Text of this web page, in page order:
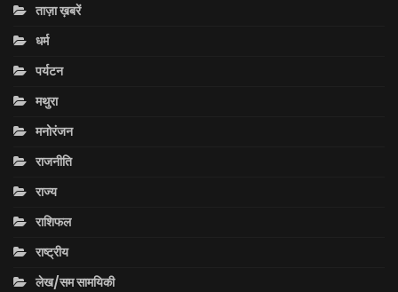
ताज़ा ख़बरें
धर्म
पर्यटन
मथुरा
मनोरंजन
राजनीति
राज्य
राशिफल
राष्ट्रीय
लेख/सम सामयिकी